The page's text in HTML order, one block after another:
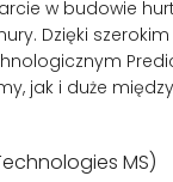
w budowie
Dzięki szerokim
jak i duże
MS)